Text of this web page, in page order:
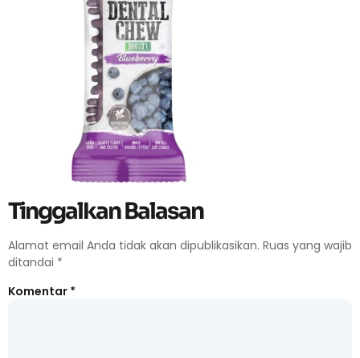
Tinggalkan Balasan
Alamat email Anda tidak akan dipublikasikan. Ruas yang wajib
ditandai *
Komentar *